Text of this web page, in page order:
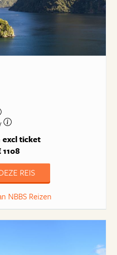
excl ticket
1108
REIS
NBBS Reizen